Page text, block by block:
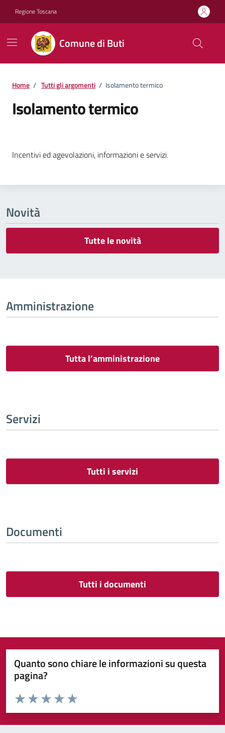
Regione Toscana
Comune di Buti
Home / Tutti gli argomenti / Isolamento termico
Isolamento termico
Incentivi ed agevolazioni, informazioni e servizi.
Novità
Tutte le novità
Amministrazione
Tutta l’amministrazione
Servizi
Tutti i servizi
Documenti
Tutti i documenti
Quanto sono chiare le informazioni su questa
pagina?
Valuta da 1 a 5 stelle la pagina
Valuta 5 stelle su 5
Valuta 4 stelle su 5
Valuta 3 stelle su 5
Valuta 2 stelle su 5
Valuta 1 stelle su 5